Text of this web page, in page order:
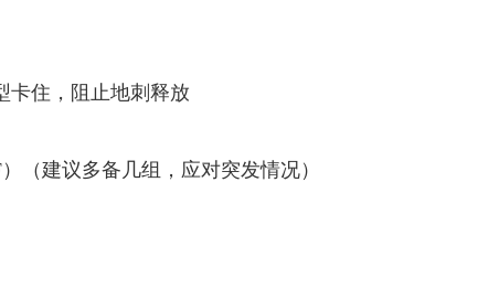
卡住，阻止地刺释放
（建议多备几组，应对突发情况）